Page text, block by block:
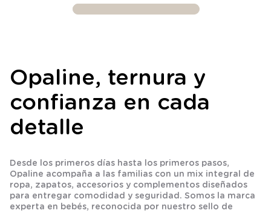
Opaline, ternura y
confianza en cada
detalle
Desde los primeros días hasta los primeros pasos,
Opaline acompaña a las familias con un mix integral de
ropa, zapatos, accesorios y complementos diseñados
para entregar comodidad y seguridad. Somos la marca
experta en bebés, reconocida por nuestro sello de